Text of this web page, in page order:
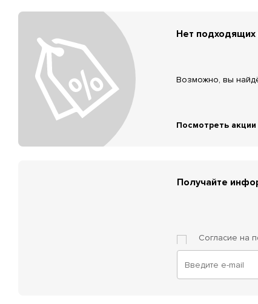
Нет
Возможно, вы
Посмотреть акции
Получайте
Согласие на